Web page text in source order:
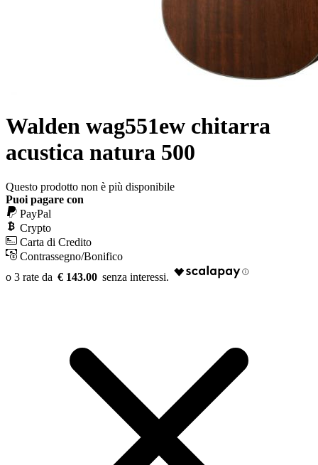
Walden wag551ew chitarra
acustica natura 500
Questo prodotto non è più disponibile
Puoi pagare con
PayPal
Crypto
Carta di Credito
Contrassegno/Bonifico
€ 143.00